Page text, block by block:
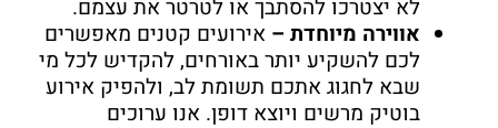
לא יצטרכו להסתבך או לטרטר את עצמם.
אווירה מיוחדת – אירועים קטנים מאפשרים
לכם להשקיע יותר באורחים, להקדיש לכל מי
שבא לחגוג אתכם תשומת לב, ולהפיק אירוע
בוטיק מרשים ויוצא דופן. אנו ערוכים